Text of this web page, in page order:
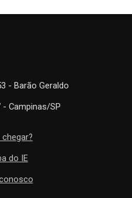
- Barão Geraldo
- Campinas/SP
do IE